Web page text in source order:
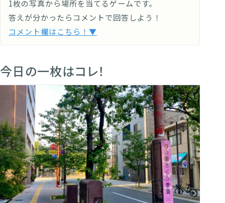
1枚の写真から場所を当てるゲームです。
答えが分かったらコメントで回答しよう！
コメント欄はこちら！▼
今日の一枚はコレ！